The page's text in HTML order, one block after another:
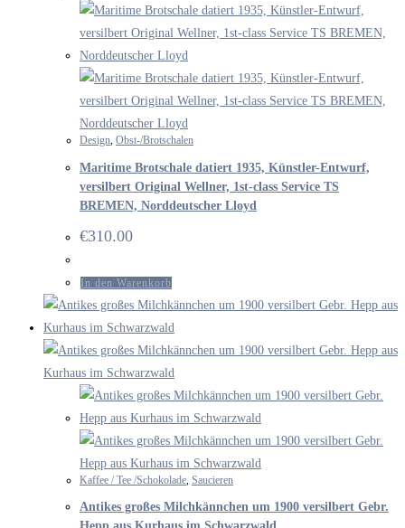
Design, Obst-/Brotschalen
Maritime Brotschale datiert 1935, Künstler-Entwurf,
versilbert Original Wellner, 1st-class Service TS
BREMEN, Norddeutscher Lloyd
€310.00
In den Warenkorb
Kaffee / Tee /Schokolade Saucieren
Antikes großes Milchkännchen um 1900 versilbert Gebr.